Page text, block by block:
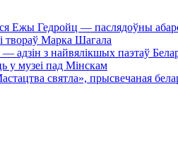
Ежы Гедройц — паслядоўны
твораў Марка Шагала
адзін з найвялікшых паэтаў
у музеі пад Мінскам
святла», прысвечаная